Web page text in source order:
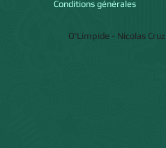
Conditions générales
O'Limpide - Nicolas Cruz